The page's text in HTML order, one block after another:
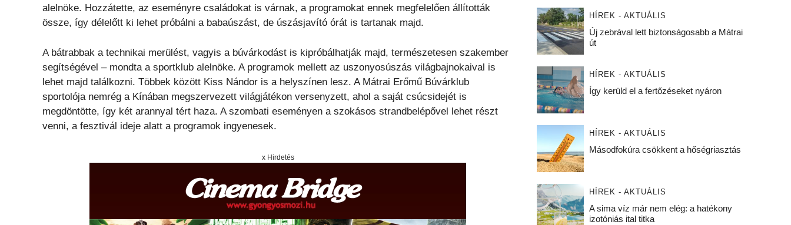
alelnöke. Hozzátette, az eseményre családokat is várnak, a programokat ennek megfelelően állították
össze, így délelőtt ki lehet próbálni a babaúszást, de úszásjavító órát is tartanak majd.
A bátrabbak a technikai merülést, vagyis a búvárkodást is kipróbálhatják majd, természetesen szakember
segítségével – mondta a sportklub alelnöke. A programok mellett az uszonyosúszás világbajnokaival is
lehet majd találkozni. Többek között Kiss Nándor is a helyszínen lesz. A Mátrai Erőmű Búvárklub
sportolója nemrég a Kínában megszervezett világjátékon versenyzett, ahol a saját csúcsidejét is
megdöntötte, így két arannyal tért haza. A szombati eseményen a szokásos strandbelépővel lehet részt
venni, a fesztivál ideje alatt a programok ingyenesek.
x Hirdetés
HÍREK - AKTUÁLIS
Új zebrával lett biztonságosabb a Mátrai
út
HÍREK - AKTUÁLIS
Így kerüld el a fertőzéseket nyáron
HÍREK - AKTUÁLIS
Másodfokúra csökkent a hőségriasztás
HÍREK - AKTUÁLIS
A sima víz már nem elég: a hatékony
izotóniás ital titka